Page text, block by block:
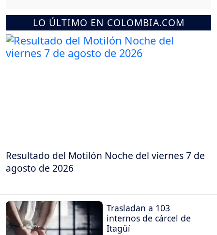
LO ÚLTIMO EN COLOMBIA.COM
Resultado del Motilón Noche del viernes 7 de
agosto de 2026
Trasladan a 103
internos de cárcel de
Itagüí